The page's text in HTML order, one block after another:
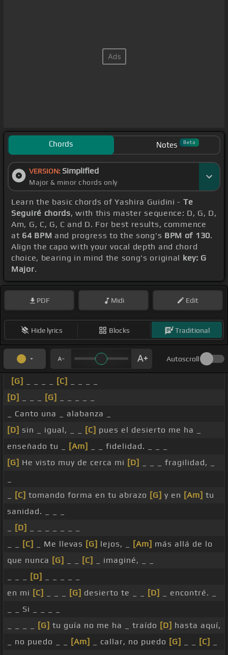
Chords Notes Beta
VERSION: Simplified
Major & minor chords only
Learn the basic chords of Yashira Guidini - Te
Seguiré chords, with this master sequence: D, G, D,
Am, G, C, G, C and D. For best results, commence
at 64 BPM and progress to the song's BPM of 130.
Align the capo with your vocal depth and chord
choice, bearing in mind the song's original key: G
Major.
PDF Midi Edit
Hide lyrics Blocks Traditional
Autoscroll
[G] [C]
[D]
[G]
_ Canto una _ alabanza _
[D] sin _ igual, _ _ [C] pues el desierto me ha _
enseñado tu _
[Am]
_ _ fidelidad. _ _ _
[G] He visto muy de cerca mi [D]
_ _ _ fragilidad, _
[C] tomando forma en tu abrazo [G] y en [Am] tu
sanidad. _ _ _
[D]
[C] _ Me llevas [G] lejos, _ [Am] más allá de lo
que nunca [G] [C]
_ imaginé, _ _
[D]
en mi [C] [G] desierto te _ _ [D]
_ encontré. _
_ _ Si _ _ _ _
[G] tu guía no me ha _ traído [D] hasta aquí,
_ no puedo _ _
[Am] _ callar, no puedo [G] [C]